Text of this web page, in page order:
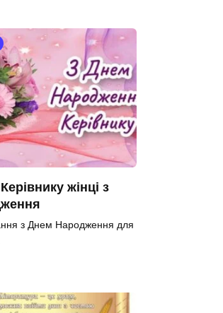
жінці з
з Днем Народження для